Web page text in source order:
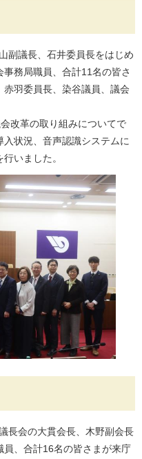
副議長、石井委員長をはじめ
務局職員、合計11名の皆さ
赤羽委員長、染谷議員、議会
改革の取り組みについてで
状況、音声認識システムに
いました。
長会の大貫会長、木野副会長
、合計16名の皆さまが来庁